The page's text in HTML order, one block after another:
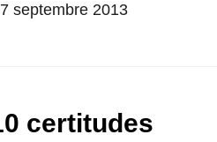
septembre 2013
certitudes